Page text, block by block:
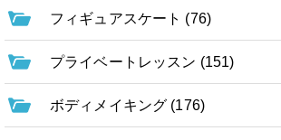
フィギュアスケート (76)
プライベートレッスン (151)
ボディメイキング (176)